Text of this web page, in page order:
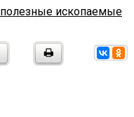
полезные ископаемые